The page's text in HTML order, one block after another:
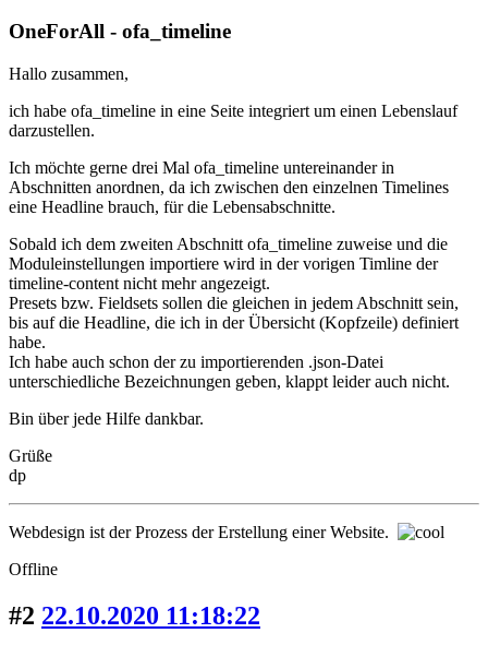
OneForAll - ofa_timeline
Hallo zusammen,
ich habe ofa_timeline in eine Seite integriert um einen Lebenslauf
darzustellen.
Ich möchte gerne drei Mal ofa_timeline untereinander in
Abschnitten anordnen, da ich zwischen den einzelnen Timelines
eine Headline brauch, für die Lebensabschnitte.
Sobald ich dem zweiten Abschnitt ofa_timeline zuweise und die
Moduleinstellungen importiere wird in der vorigen Timline der
timeline-content nicht mehr angezeigt.
Presets bzw. Fieldsets sollen die gleichen in jedem Abschnitt sein,
bis auf die Headline, die ich in der Übersicht (Kopfzeile) definiert
habe.
Ich habe auch schon der zu importierenden .json-Datei
unterschiedliche Bezeichnungen geben, klappt leider auch nicht.
Bin über jede Hilfe dankbar.
Grüße
dp
Webdesign ist der Prozess der Erstellung einer Website.
Offline
#2 22.10.2020 11:18:22